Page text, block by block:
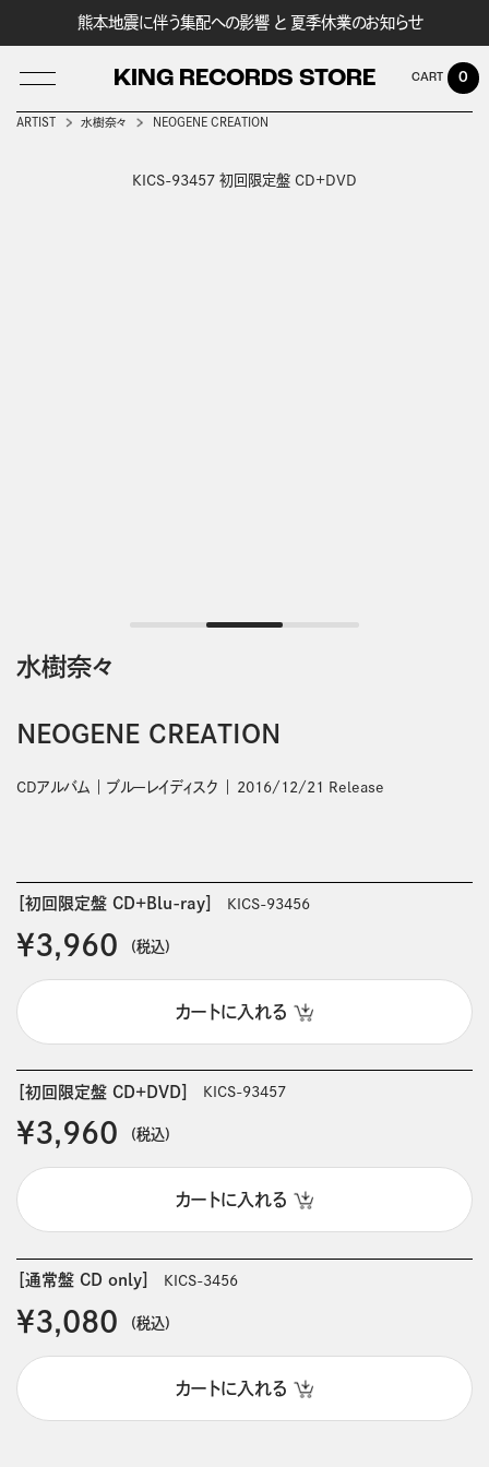
熊本地震に伴う集配への影響 と 夏季休業のお知らせ
KING RECORDS STORE 0
ARTIST 水樹奈々 NEOGENE CREATION
水樹奈々
NEOGENE CREATION
CDアルバム ブルーレイディスク 2016/12/21 Release
［初回限定盤 CD+Blu-ray］ KICS-93456
￥3,960 (税込)
カートに入れる
［初回限定盤 CD+DVD］ KICS-93457
￥3,960 (税込)
カートに入れる
［通常盤 CD only］ KICS-3456
￥3,080 (税込)
カートに入れる
KICS-93457 初回限定盤 CD+DVD